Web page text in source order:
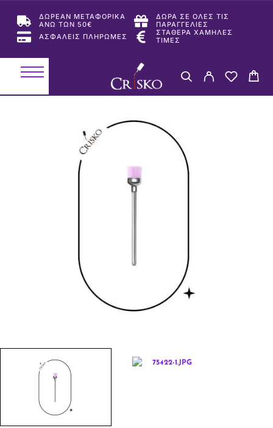
ΔΩΡΕΑΝ ΜΕΤΑΦΟΡΙΚΑ
ΑΝΩ ΤΩΝ 50€
ΔΩΡΑ ΣΕ ΟΛΕΣ ΤΙΣ
ΠΑΡΑΓΓΕΛΙΕΣ
ΑΣΦΑΛΕΙΣ ΠΛΗΡΩΜΕΣ
ΣΤΑΘΕΡΑ ΧΑΜΗΛΕΣ
ΤΙΜΕΣ